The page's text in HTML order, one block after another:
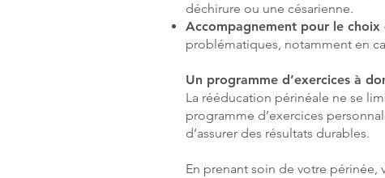
déchirure ou une césarienne.
Accompagnement pour le choix
problématiques, notamment en
Un programme d’exercices à
La rééducation périnéale ne se
programme d’exercices
d’assurer des résultats durables.
En prenant soin de votre périnée,